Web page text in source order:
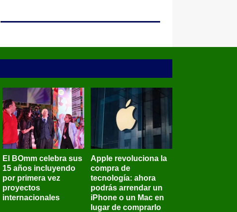
El BOmm celebra sus
15 años incluyendo
por primera vez
proyectos
internacionales
Apple revoluciona la
compra de
tecnología: ahora
podrás arrendar un
iPhone o un Mac en
lugar de comprarlo